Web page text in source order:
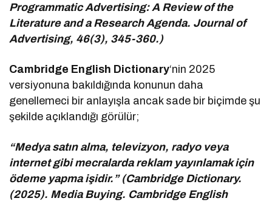
Programmatic Advertising: A Review of the
Literature and a Research Agenda. Journal of
Advertising, 46(3), 345-360.)
Cambridge English Dictionary‘nin 2025
versiyonuna bakıldığında konunun daha
genellemeci bir anlayışla ancak sade bir biçimde şu
şekilde açıklandığı görülür;
“Medya satın alma, televizyon, radyo veya
internet gibi mecralarda reklam yayınlamak için
ödeme yapma işidir.” (Cambridge Dictionary.
(2025). Media Buying. Cambridge English